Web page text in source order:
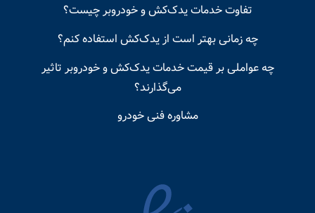
تفاوت خدمات یدک‌کش و خودروبر چیست؟
چه زمانی بهتر است از یدک‌کش استفاده کنم؟
چه عواملی بر قیمت خدمات یدک‌کش و خودروبر تاثیر
می‌گذارند؟
مشاوره فنی خودرو